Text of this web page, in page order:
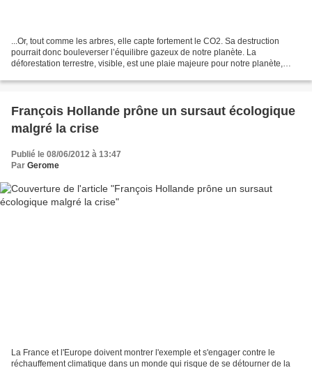
...Or, tout comme les arbres, elle capte fortement le CO2. Sa destruction
pourrait donc bouleverser l’équilibre gazeux de notre planète. La
déforestation terrestre, visible, est une plaie majeure pour notre planète,
François Hollande prône un sursaut écologique
malgré la crise
Publié le 08/06/2012 à 13:47
Par Gerome
La France et l'Europe doivent montrer l'exemple et s'engager contre le
réchauffement climatique dans un monde qui risque de se détourner de la